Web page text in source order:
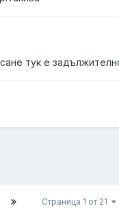
тук е
Страница 1 от 21